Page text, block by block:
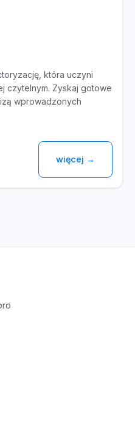
która uczyni
czytelnym. Zyskaj gotowe
wprowadzonych
więcej →